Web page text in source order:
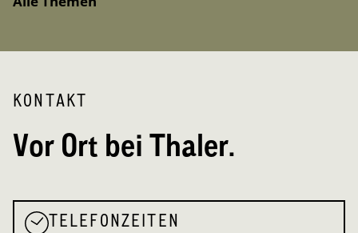
KONTAKT
Vor Ort bei Thaler.
TELEFONZEITEN